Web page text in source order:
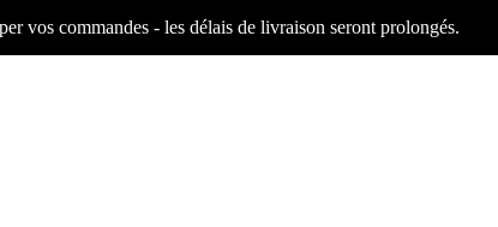
vos commandes - les délais de livraison seront prolongés.